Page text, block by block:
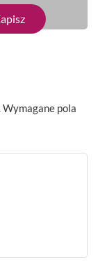
Wymagane pola